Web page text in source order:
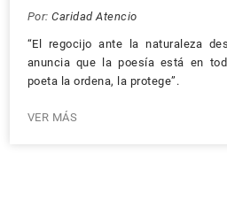
Por: Caridad Atencio
“El regocijo ante la naturaleza
anuncia que la poesía está en
poeta la ordena, la protege”.
VER MÁS